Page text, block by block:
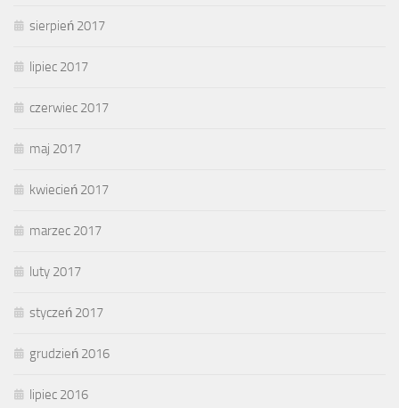
sierpień 2017
lipiec 2017
czerwiec 2017
maj 2017
kwiecień 2017
marzec 2017
luty 2017
styczeń 2017
grudzień 2016
lipiec 2016